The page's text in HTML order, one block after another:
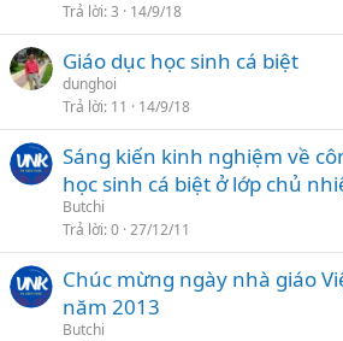
Trả lời 3 14/9/18
Giáo dục học sinh cá biệt
dunghoi
Trả lời 11 14/9/18
Sáng kiến kinh nghiệm về
học sinh cá biệt ở lớp chủ
Butchi
Trả lời 0 27/12/11
Chúc mừng ngày nhà giáo
năm 2013
Butchi